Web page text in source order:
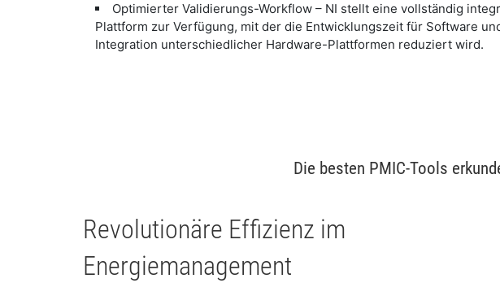
Optimierter Validierungs-Workflow – NI stellt eine vollständig
Plattform zur Verfügung, mit der die Entwicklungszeit für Software
Integration unterschiedlicher Hardware-Plattformen reduziert wird.
Die besten PMIC-Tools
Revolutionäre Effizienz im
Energiemanagement